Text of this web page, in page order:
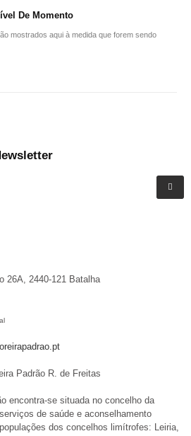
De Momento
mostrados aqui à medida que forem sendo
26A, 2440-121 Batalha
Padrão R. de Freitas
encontra-se situada no concelho da
de saúde e aconselhamento
dos concelhos limítrofes: Leiria,